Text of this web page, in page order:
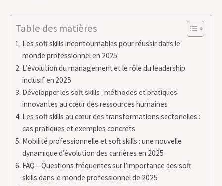
Table des matières
Les soft skills incontournables pour réussir dans le
monde professionnel en 2025
L’évolution du management et le rôle du leadership
inclusif en 2025
Développer les soft skills : méthodes et pratiques
innovantes au cœur des ressources humaines
Les soft skills au cœur des transformations sectorielles :
cas pratiques et exemples concrets
Mobilité professionnelle et soft skills : une nouvelle
dynamique d’évolution des carrières en 2025
FAQ – Questions fréquentes sur l’importance des soft
skills dans le monde professionnel de 2025